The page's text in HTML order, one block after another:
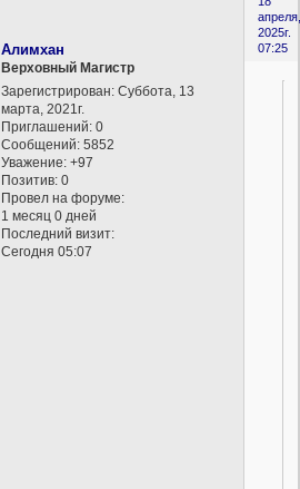
апреля,
2025г.
07:25
Алимхан
Верховный Магистр
Зарегистрирован: Суббота, 13
марта, 2021г.
Приглашений: 0
Сообщений: 5852
Уважение: +97
Позитив: 0
Провел на форуме:
1 месяц 0 дней
Последний визит:
Сегодня 05:07